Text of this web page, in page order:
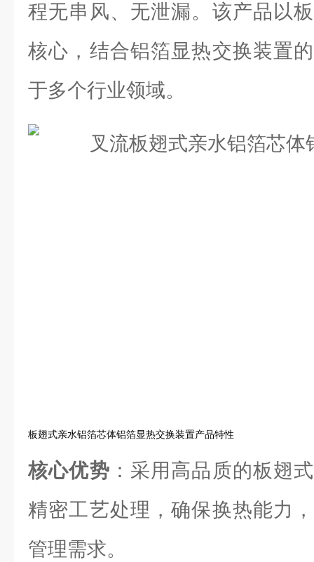
程无串风、无泄漏。该产品以
核心，结合铝箔显热交换装置
于多个行业领域。
板翅式亲水铝箔芯体铝箔显热交换装置产品特性
核心优势 ：采用高品质的板翅
精密工艺处理，确保换热能力
管理需求。